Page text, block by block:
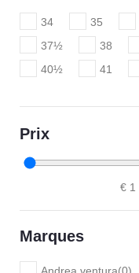
34 35
37½
38
40½
41
Prix
€ 1
Marques